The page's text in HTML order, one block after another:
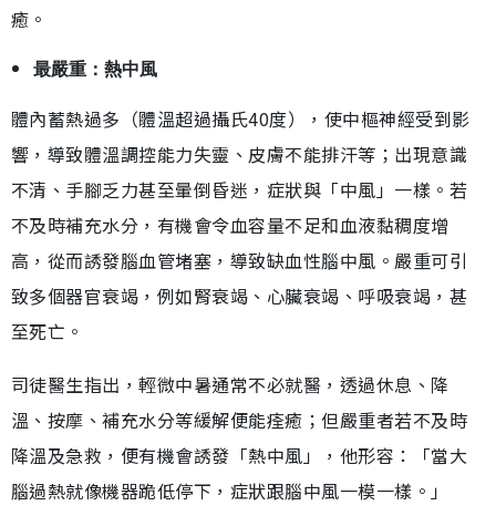
癒。
最嚴重：熱中風
體內蓄熱過多（體溫超過攝氏40度），使中樞神經受到影
響，導致體溫調控能力失靈、皮膚不能排汗等；出現意識
不清、手腳乏力甚至暈倒昏迷，症狀與「中風」一樣。若
不及時補充水分，有機會令血容量不足和血液黏稠度增
高，從而誘發腦血管堵塞，導致缺血性腦中風。嚴重可引
致多個器官衰竭，例如腎衰竭、心臟衰竭、呼吸衰竭，甚
至死亡。
司徒醫生指出，輕微中暑通常不必就醫，透過休息、降
溫、按摩、補充水分等緩解便能痊癒；但嚴重者若不及時
降溫及急救，便有機會誘發「熱中風」，他形容：「當大
腦過熱就像機器跪低停下，症狀跟腦中風一模一樣。」